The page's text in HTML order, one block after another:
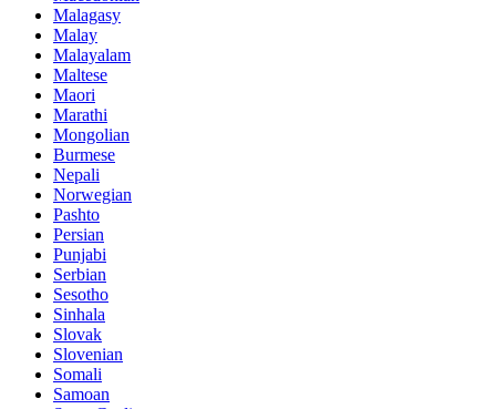
Malagasy
Malay
Malayalam
Maltese
Maori
Marathi
Mongolian
Burmese
Nepali
Norwegian
Pashto
Persian
Punjabi
Serbian
Sesotho
Sinhala
Slovak
Slovenian
Somali
Samoan